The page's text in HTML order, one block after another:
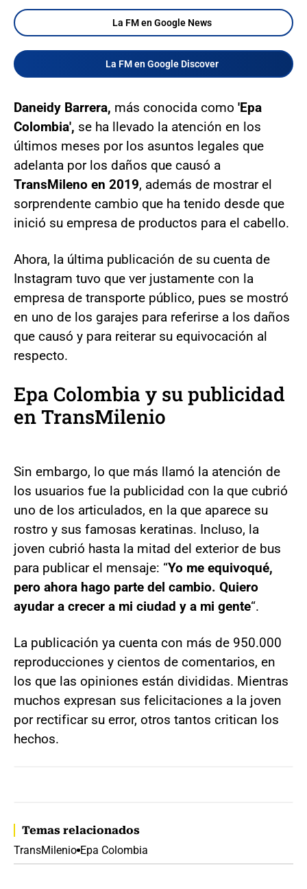
La FM en Google News
La FM en Google Discover
Daneidy Barrera, más conocida como 'Epa
Colombia', se ha llevado la atención en los
últimos meses por los asuntos legales que
adelanta por los daños que causó a
TransMileno en 2019, además de mostrar el
sorprendente cambio que ha tenido desde que
inició su empresa de productos para el cabello.
Ahora, la última publicación de su cuenta de
Instagram tuvo que ver justamente con la
empresa de transporte público, pues se mostró
en uno de los garajes para referirse a los daños
que causó y para reiterar su equivocación al
respecto.
Epa Colombia y su publicidad
en TransMilenio
Sin embargo, lo que más llamó la atención de
los usuarios fue la publicidad con la que cubrió
uno de los articulados, en la que aparece su
rostro y sus famosas keratinas. Incluso, la
joven cubrió hasta la mitad del exterior de bus
para publicar el mensaje: “Yo me equivoqué,
pero ahora hago parte del cambio. Quiero
ayudar a crecer a mi ciudad y a mi gente“.
La publicación ya cuenta con más de 950.000
reproducciones y cientos de comentarios, en
los que las opiniones están divididas. Mientras
muchos expresan sus felicitaciones a la joven
por rectificar su error, otros tantos critican los
hechos.
Temas relacionados
TransMilenio Epa Colombia